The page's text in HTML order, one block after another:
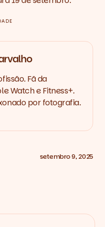
Fã da
Watch e Fitness+.
por fotografia.
setembro 9, 2025